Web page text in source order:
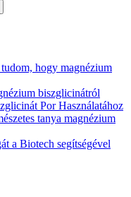
hogy magnézium
biszglicinátról
Por Használatához
tanya magnézium
a Biotech segítségével